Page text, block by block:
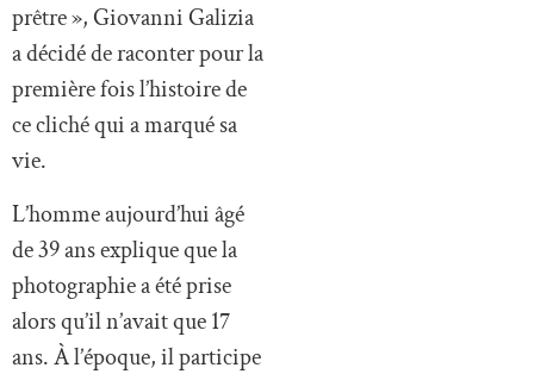
prêtre », Giovanni Galizia
a décidé de raconter pour la
première fois l’histoire de
ce cliché qui a marqué sa
vie.
L’homme aujourd’hui âgé
de 39 ans explique que la
photographie a été prise
alors qu’il n’avait que 17
ans. À l’époque, il participe